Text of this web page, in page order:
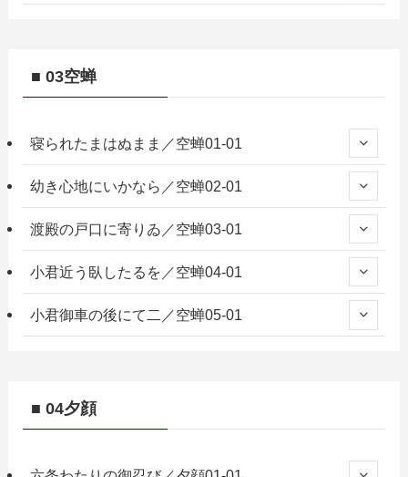
■ 03空蝉
寝られたまはぬまま／空蝉01-01
幼き心地にいかなら／空蝉02-01
渡殿の戸口に寄りゐ／空蝉03-01
小君近う臥したるを／空蝉04-01
小君御車の後にて二／空蝉05-01
■ 04夕顔